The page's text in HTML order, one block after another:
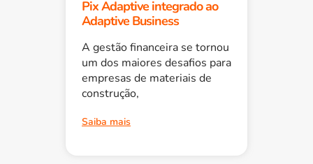
Pix Adaptive integrado ao
Adaptive Business
A gestão financeira se tornou
um dos maiores desafios para
empresas de materiais de
construção,
Saiba mais